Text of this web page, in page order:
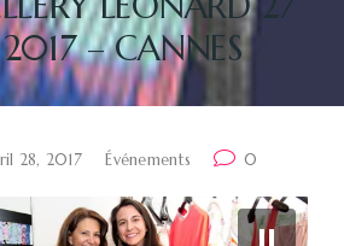
– CANNES
28, 2017 Événements 0